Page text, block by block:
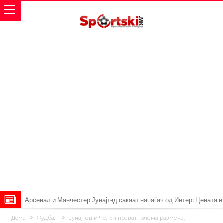
Арсенал и Манчестер Јунајтед сакаат напаѓач од Интер: Цената е
85 милиони евра
Манчестер Сити за 100 милиони евра ја носи сензацијата од СП
Дома Фудбал
Јунајтед и Челси прават голема размена,